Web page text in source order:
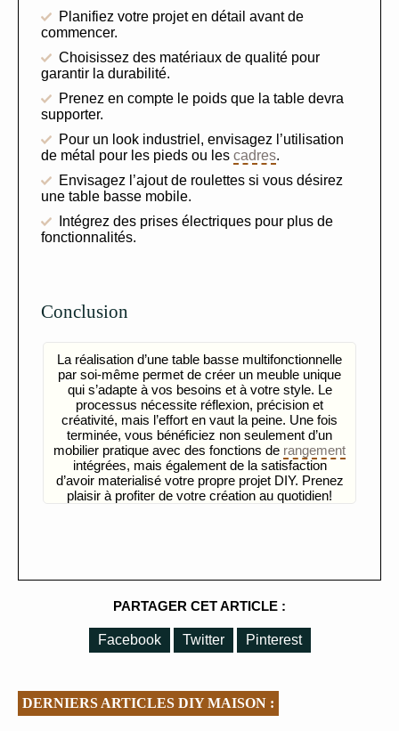
Planifiez votre projet en détail avant de
commencer.
Choisissez des matériaux de qualité pour
garantir la durabilité.
Prenez en compte le poids que la table devra
supporter.
Pour un look industriel, envisagez l’utilisation
de métal pour les pieds ou les cadres.
Envisagez l’ajout de roulettes si vous désirez
une table basse mobile.
Intégrez des prises électriques pour plus de
fonctionnalités.
Conclusion
La réalisation d’une table basse multifonctionnelle
par soi-même permet de créer un meuble unique
qui s’adapte à vos besoins et à votre style. Le
processus nécessite réflexion, précision et
créativité, mais l’effort en vaut la peine. Une fois
terminée, vous bénéficiez non seulement d’un
mobilier pratique avec des fonctions de rangement
intégrées, mais également de la satisfaction
d’avoir materialisé votre propre projet DIY. Prenez
plaisir à profiter de votre création au quotidien!
PARTAGER CET ARTICLE :
Facebook Twitter Pinterest
DERNIERS ARTICLES DIY MAISON :